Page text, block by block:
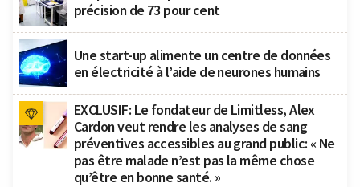
précision de 73 pour cent
Une start-up alimente un centre de données
en électricité à l’aide de neurones humains
EXCLUSIF: Le fondateur de Limitless, Alex
Cardon veut rendre les analyses de sang
préventives accessibles au grand public: « Ne
pas être malade n’est pas la même chose
qu’être en bonne santé. »